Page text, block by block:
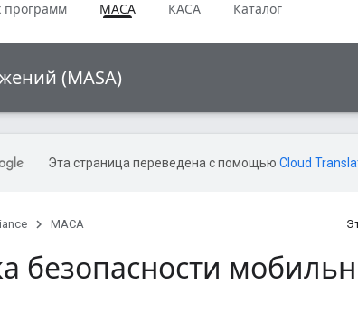
программ МАСА КАСА Каталог
(MASA)
Эта страница переведена с помощью Cloud
МАСА
безопасности